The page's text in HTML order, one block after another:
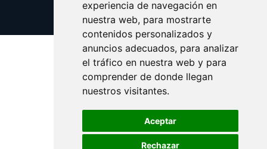
experiencia de navegación en
nuestra web, para mostrarte
contenidos personalizados y
anuncios adecuados, para analizar
el tráfico en nuestra web y para
comprender de donde llegan
nuestros visitantes.
Aceptar
Rechazar
Copyright © 2025 catalanes.org